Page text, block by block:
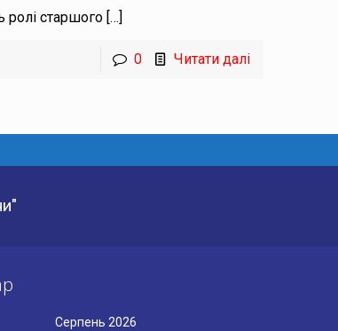
ролі старшого […]
0 Читати далі
Серпень 2026